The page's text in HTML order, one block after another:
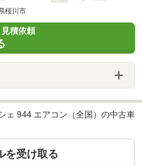
桜川市
積依頼
ェ 944 エアコン（全国）の中古車
を受け取る